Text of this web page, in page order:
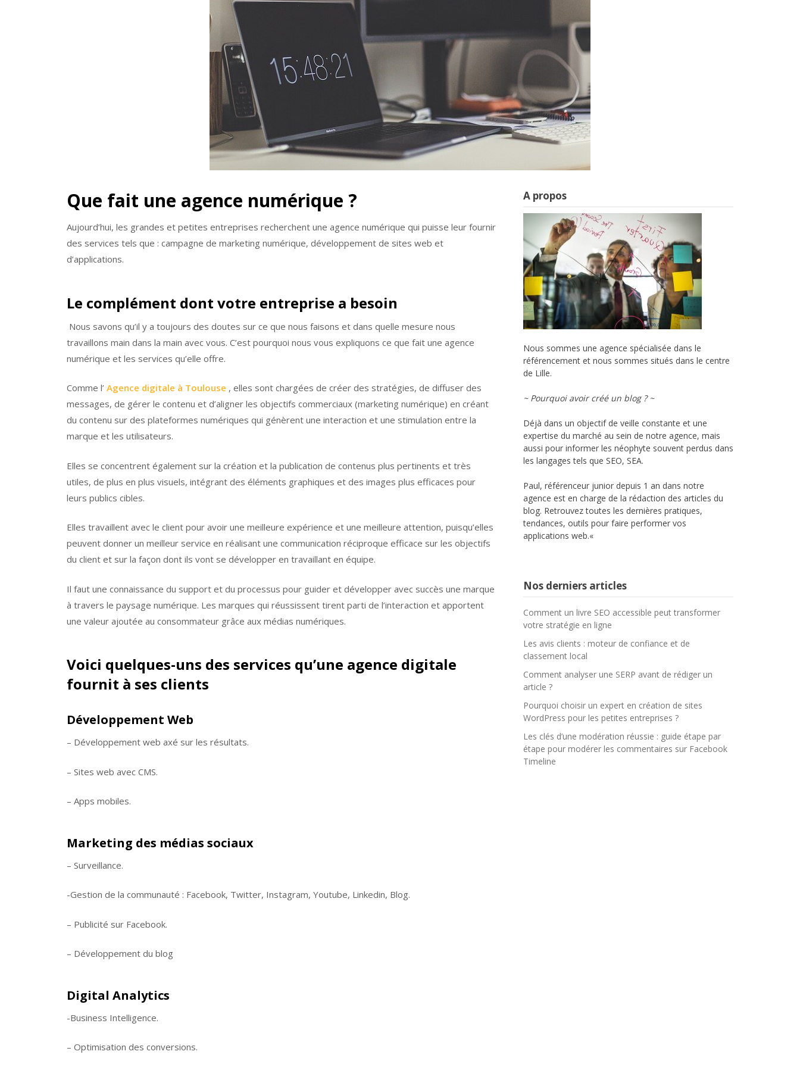
Que fait une agence numérique ?
Aujourd’hui, les grandes et petites entreprises recherchent une agence numérique qui puisse leur fournir
des services tels que : campagne de marketing numérique, développement de sites web et
d’applications.
Le complément dont votre entreprise a besoin
Nous savons qu’il y a toujours des doutes sur ce que nous faisons et dans quelle mesure nous
travaillons main dans la main avec vous. C’est pourquoi nous vous expliquons ce que fait une agence
numérique et les services qu’elle offre.
Comme l’ Agence digitale à Toulouse , elles sont chargées de créer des stratégies, de diffuser des
messages, de gérer le contenu et d’aligner les objectifs commerciaux (marketing numérique) en créant
du contenu sur des plateformes numériques qui génèrent une interaction et une stimulation entre la
marque et les utilisateurs.
Elles se concentrent également sur la création et la publication de contenus plus pertinents et très
utiles, de plus en plus visuels, intégrant des éléments graphiques et des images plus efficaces pour
leurs publics cibles.
Elles travaillent avec le client pour avoir une meilleure expérience et une meilleure attention, puisqu’elles
peuvent donner un meilleur service en réalisant une communication réciproque efficace sur les objectifs
du client et sur la façon dont ils vont se développer en travaillant en équipe.
Il faut une connaissance du support et du processus pour guider et développer avec succès une marque
à travers le paysage numérique. Les marques qui réussissent tirent parti de l’interaction et apportent
une valeur ajoutée au consommateur grâce aux médias numériques.
Voici quelques-uns des services qu’une agence digitale
fournit à ses clients
Développement Web
– Développement web axé sur les résultats.
– Sites web avec CMS.
– Apps mobiles.
Marketing des médias sociaux
– Surveillance.
-Gestion de la communauté : Facebook, Twitter, Instagram, Youtube, Linkedin, Blog.
– Publicité sur Facebook.
– Développement du blog
Digital Analytics
-Business Intelligence.
– Optimisation des conversions.
A propos
Nous sommes une agence spécialisée dans le
référencement et nous sommes situés dans le centre
de Lille.
~ Pourquoi avoir créé un blog ? ~
Déjà dans un objectif de veille constante et une
expertise du marché au sein de notre agence, mais
aussi pour informer les néophyte souvent perdus dans
les langages tels que SEO, SEA.
Paul, référenceurjunior depuis 1 an dans notre
agence est en charge de la rédaction des articles du
blog. Retrouvez toutes les dernières pratiques,
tendances, outils pour faire performer vos
applications web.«
Nos derniers articles
Comment un livre SEO accessible peut transformer
votre stratégie en ligne
Les avis clients : moteur de confiance et de
classement local
Comment analyser une SERP avant de rédiger un
article ?
Pourquoi choisir un expert en création de sites
WordPress pour les petites entreprises ?
Les clés d’une modération réussie : guide étape par
étape pour modérer les commentaires sur Facebook
Timeline